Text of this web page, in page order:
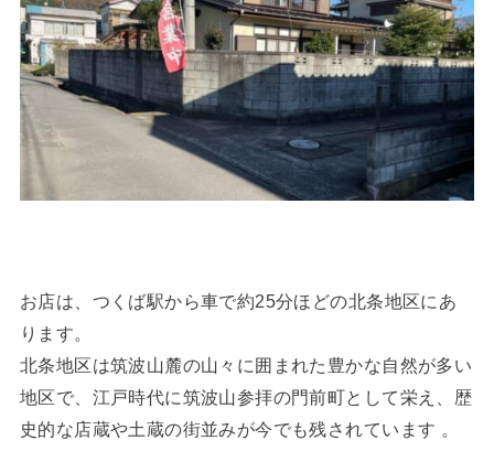
お店は、つくば駅から車で約25分ほどの北条地区にあ
ります。
北条地区は筑波山麓の山々に囲まれた豊かな自然が多い
地区で、江戸時代に筑波山参拝の門前町として栄え、歴
史的な店蔵や土蔵の街並みが今でも残されています 。